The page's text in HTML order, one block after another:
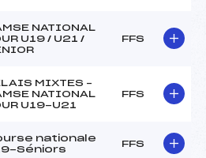
NATIONAL
U19 / U21 /
FFS
MIXTES –
NATIONAL
U19-U21
FFS
nationale
Séniors
FFS